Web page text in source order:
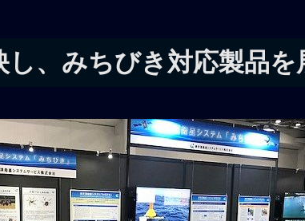
し、みちびき対応製品を